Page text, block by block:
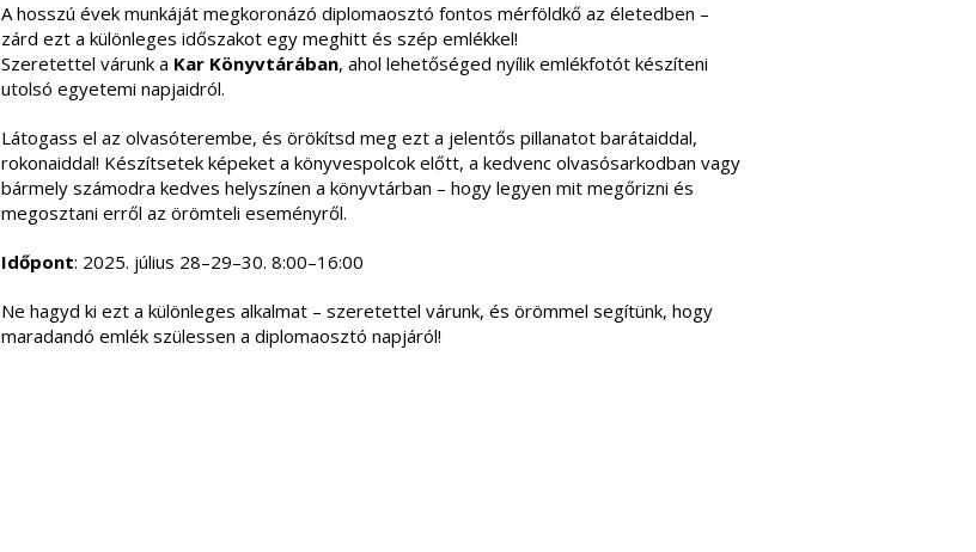
A hosszú évek munkáját megkoronázó diplomaosztó fontos mérföldkő az életedben –
zárd ezt a különleges időszakot egy meghitt és szép emlékkel!
Szeretettel várunk a Kar Könyvtárában, ahol lehetőséged nyílik emlékfotót készíteni
utolsó egyetemi napjaidról.
Látogass el az olvasóterembe, és örökítsd meg ezt a jelentős pillanatot barátaiddal,
rokonaiddal! Készítsetek képeket a könyvespolcok előtt, a kedvenc olvasósarkodban vagy
bármely számodra kedves helyszínen a könyvtárban – hogy legyen mit megőrizni és
megosztani erről az örömteli eseményről.
Időpont: 2025. július 28–29–30. 8:00–16:00
Ne hagyd ki ezt a különleges alkalmat – szeretettel várunk, és örömmel segítünk, hogy
maradandó emlék szülessen a diplomaosztó napjáról!